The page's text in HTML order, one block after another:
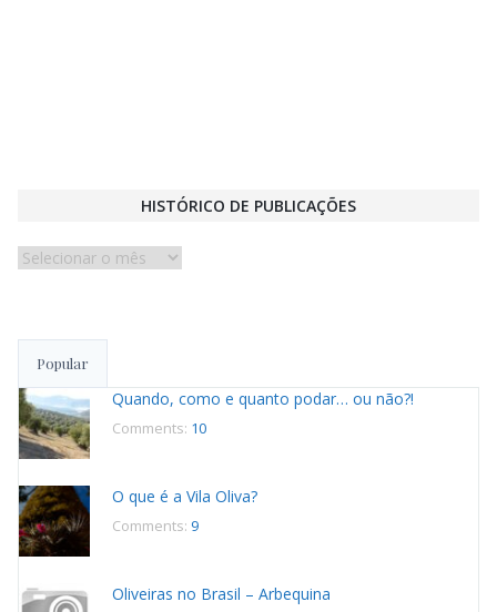
HISTÓRICO DE PUBLICAÇÕES
Histórico
Popular
Quando, como e quanto podar… ou não?!
Comments: 10
O que é a Vila Oliva?
Comments: 9
Oliveiras no Brasil – Arbequina